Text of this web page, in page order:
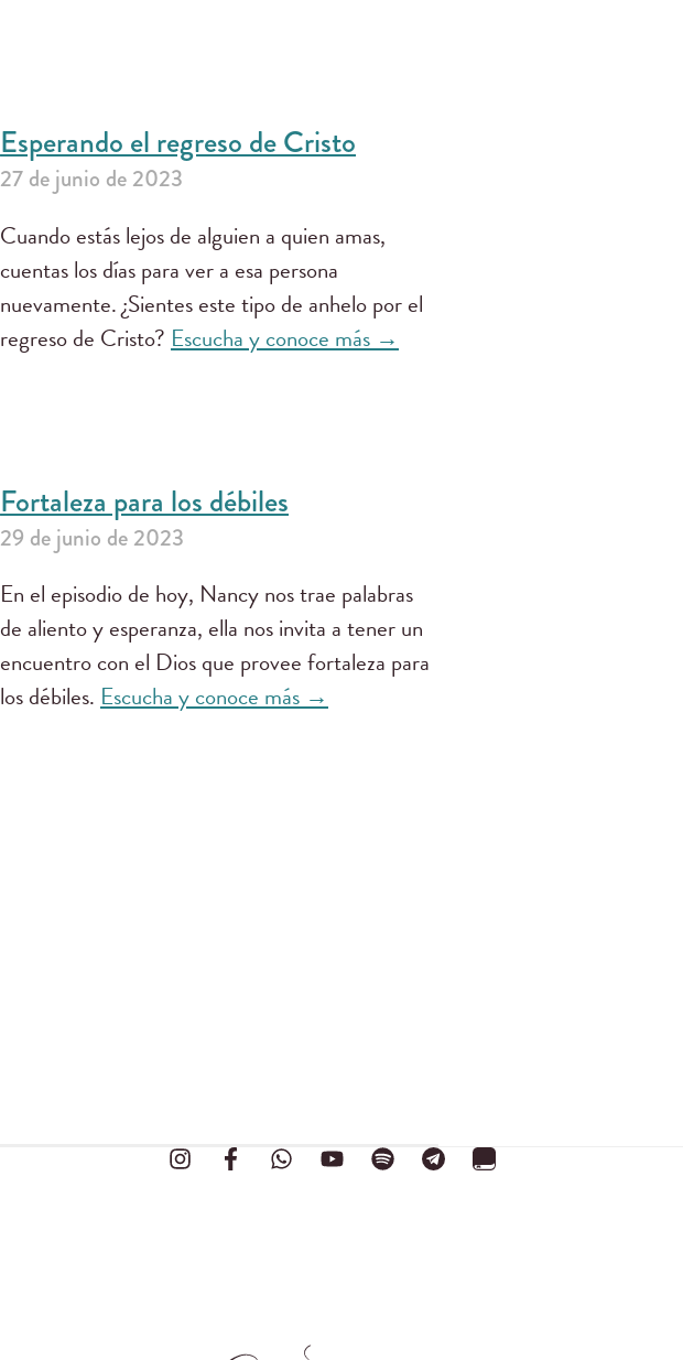
Esperando el regreso de Cristo
27 de junio de 2023
Cuando estás lejos de alguien a quien amas,
cuentas los días para ver a esa persona
nuevamente. ¿Sientes este tipo de anhelo por el
regreso de Cristo? Escucha y conoce más →
Fortaleza para los débiles
29 de junio de 2023
En el episodio de hoy, Nancy nos trae palabras
de aliento y esperanza, ella nos invita a tener un
encuentro con el Dios que provee fortaleza para
los débiles. Escucha y conoce más →